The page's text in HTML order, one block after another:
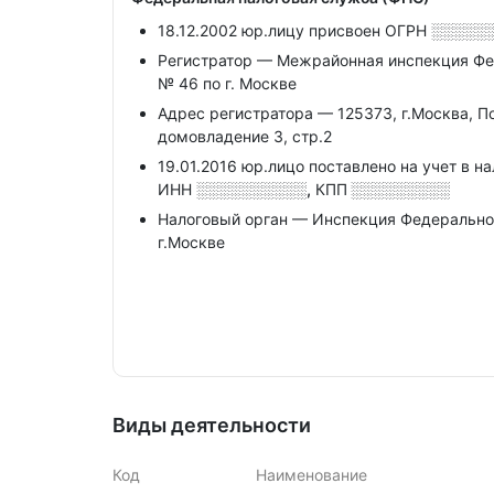
18.12.2002 юр.лицу присвоен ОГРН
Регистратор — Межрайонная инспекция
№ 46 по г. Москве
Адрес регистратора — 125373, г.Москва,
домовладение 3, стр.2
19.01.2016 юр.лицо поставлено на учет в
ИНН ░░░░░░░░░░, КПП ░░░░░░░░░
Налоговый орган — Инспекция
г.Москве
Виды деятельности
Код Наименование